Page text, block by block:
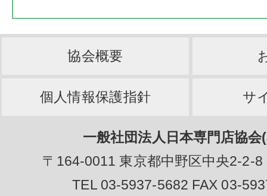
協会概要
個人情報保護指針 サ
一般社団法人日本専門店協
〒164-0011 東京都中野区中央2-2-
TEL 03-5937-5682 FAX 03-